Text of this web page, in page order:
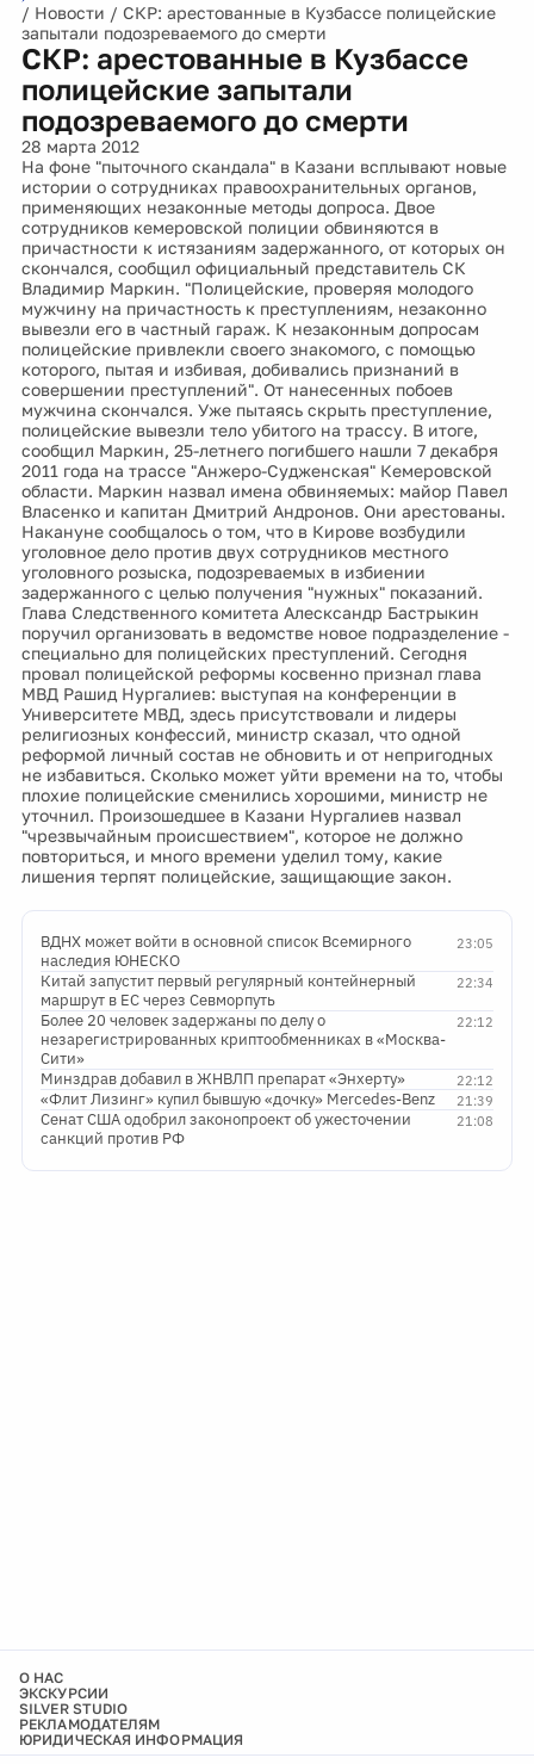
/ Новости / СКР: арестованные в Кузбассе полицейские
запытали подозреваемого до смерти
СКР: арестованные в Кузбассе
полицейские запытали
подозреваемого до смерти
28 марта 2012
На фоне "пыточного скандала" в Казани всплывают новые
истории о сотрудниках правоохранительных органов,
применяющих незаконные методы допроса. Двое
сотрудников кемеровской полиции обвиняются в
причастности к истязаниям задержанного, от которых он
скончался, сообщил официальный представитель СК
Владимир Маркин. "Полицейские, проверяя молодого
мужчину на причастность к преступлениям, незаконно
вывезли его в частный гараж. К незаконным допросам
полицейские привлекли своего знакомого, с помощью
которого, пытая и избивая, добивались признаний в
совершении преступлений". От нанесенных побоев
мужчина скончался. Уже пытаясь скрыть преступление,
полицейские вывезли тело убитого на трассу. В итоге,
сообщил Маркин, 25-летнего погибшего нашли 7 декабря
2011 года на трассе "Анжеро-Судженская" Кемеровской
области. Маркин назвал имена обвиняемых: майор Павел
Власенко и капитан Дмитрий Андронов. Они арестованы.
Накануне сообщалось о том, что в Кирове возбудили
уголовное дело против двух сотрудников местного
уголовного розыска, подозреваемых в избиении
задержанного с целью получения "нужных" показаний.
Глава Следственного комитета Алесксандр Бастрыкин
поручил организовать в ведомстве новое подразделение -
специально для полицейских преступлений. Сегодня
провал полицейской реформы косвенно признал глава
МВД Рашид Нургалиев: выступая на конференции в
Университете МВД, здесь присутствовали и лидеры
религиозных конфессий, министр сказал, что одной
реформой личный состав не обновить и от непригодных
не избавиться. Сколько может уйти времени на то, чтобы
плохие полицейские сменились хорошими, министр не
уточнил. Произошедшее в Казани Нургалиев назвал
"чрезвычайным происшествием", которое не должно
повториться, и много времени уделил тому, какие
лишения терпят полицейские, защищающие закон.
23:05
ВДНХ может войти в основной список Всемирного
наследия ЮНЕСКО
22:34
Китай запустит первый регулярный контейнерный
маршрут в ЕС через Севморпуть
22:12
Более 20 человек задержаны по делу о
незарегистрированных криптообменниках в «Москва-
Сити»
22:12
Минздрав добавил в ЖНВЛП препарат «Энхерту»
21:39
«Флит Лизинг» купил бывшую «дочку» Mercedes-Benz
21:08
Сенат США одобрил законопроект об ужесточении
санкций против РФ
О НАС
ЭКСКУРСИИ
SILVER STUDIO
РЕКЛАМОДАТЕЛЯМ
ЮРИДИЧЕСКАЯ ИНФОРМАЦИЯ